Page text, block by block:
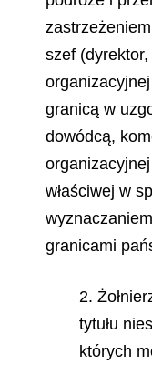
szef
granicą w
dowódcą,
właściwej w
granicami
2.
tytułu
których